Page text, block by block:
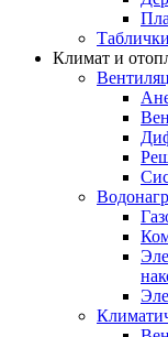
Климат и